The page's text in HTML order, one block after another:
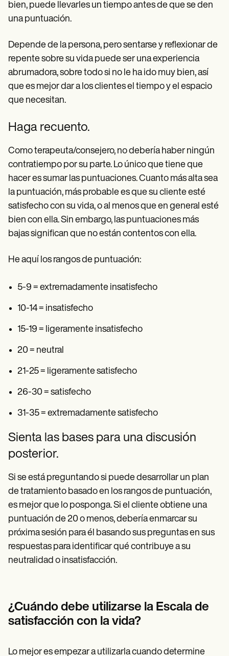
bien, puede llevarles un tiempo antes de que se den
una puntuación.
Depende de la persona, pero sentarse y reflexionar de
repente sobre su vida puede ser una experiencia
abrumadora, sobre todo si no le ha ido muy bien, así
que es mejor dar a los clientes el tiempo y el espacio
que necesitan.
Haga recuento.
Como terapeuta/consejero, no debería haber ningún
contratiempo por su parte. Lo único que tiene que
hacer es sumar las puntuaciones. Cuanto más alta sea
la puntuación, más probable es que su cliente esté
satisfecho con su vida, o al menos que en general esté
bien con ella. Sin embargo, las puntuaciones más
bajas significan que no están contentos con ella.
He aquí los rangos de puntuación:
5-9 = extremadamente insatisfecho
10-14 = insatisfecho
15-19 = ligeramente insatisfecho
20 = neutral
21-25 = ligeramente satisfecho
26-30 = satisfecho
31-35 = extremadamente satisfecho
Sienta las bases para una discusión
posterior.
Si se está preguntando si puede desarrollar un plan
de tratamiento basado en los rangos de puntuación,
es mejor que lo posponga. Si el cliente obtiene una
puntuación de 20 o menos, debería enmarcar su
próxima sesión para él basando sus preguntas en sus
respuestas para identificar qué contribuye a su
neutralidad o insatisfacción.
¿Cuándo debe utilizarse la Escala de
satisfacción con la vida?
Lo mejor es empezar a utilizarla cuando determine